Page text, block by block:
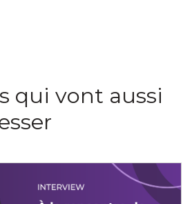
qui vont aussi